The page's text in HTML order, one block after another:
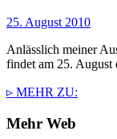
25. August 2010
Anlässlich meiner
findet am 25. August
▹ MEHR ZU:
Mehr Web